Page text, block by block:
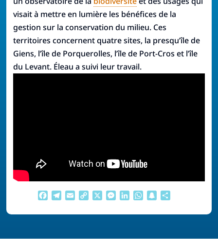
visait à mettre en lumière les bénéfices de la
gestion sur la conservation du milieu. Ces
territoires concernent quatre sites, la presqu’île de
Giens, l’île de Porquerolles, l’île de Port-Cros et l’île
du Levant. Éleau a suivi leur travail.
Facebook
Telegram
EmailCopy
Messenger
LinkedInWhatsApp
Snapchat